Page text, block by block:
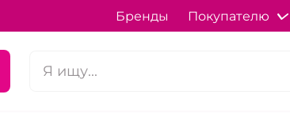
Бренды Покупателю